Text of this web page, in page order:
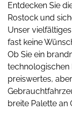
Entdecken Sie
Rostock und
Unser
fast keine
Ob Sie ein
technologischen
preiswertes,
breite Palette an